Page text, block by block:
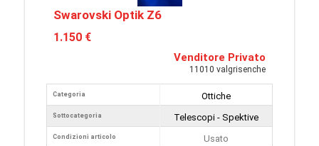
Swarovski Optik Z6
1.150 €
Venditore Privato
11010 valgrisenche
Categoria
Sottocategoria
Condizioni articolo
Ottiche
Telescopi - Spektive
Usato